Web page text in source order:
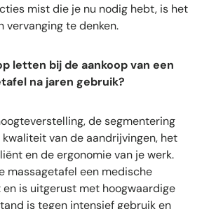
mist die je nu nodig hebt, is het
vervanging te denken.
letten bij de aankoop van een
na jaren gebruik?
de segmentering
van de aandrijvingen, het
en de ergonomie van je werk.
massagetafel een medische
is uitgerust met hoogwaardige
is tegen intensief gebruik en